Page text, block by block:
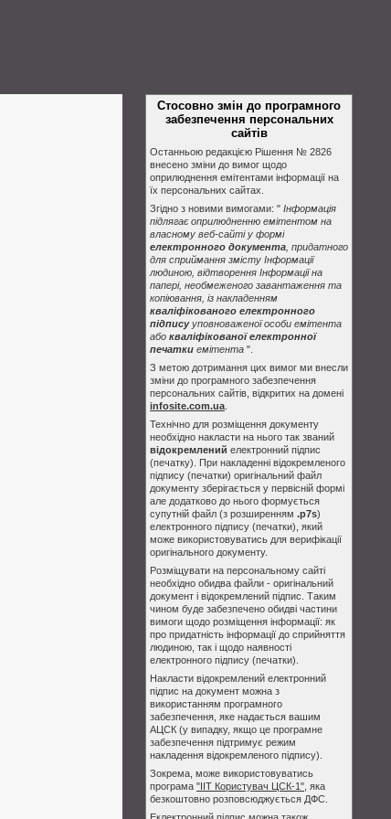
Стосовно змін до програмного
забезпечення персональних
сайтів
Останньою редакцією Рішення № 2826
внесено зміни до вимог щодо
оприлюднення емітентами інформації на
їх персональних сайтах.
Згідно з новими вимогами: " Інформація
підлягає оприлюдненню емітентом на
власному веб-сайті у формі
електронного документа , придатного
для сприймання змісту Інформації
людиною, відтворення Інформації на
папері, необмеженого завантаження та
копіювання, із накладенням
кваліфікованого електронного
підписууповноваженої особи емітента
або кваліфікованої електронної
печатки емітента ".
З метою дотримання цих вимог ми внесли
зміни до програмного забезпечення
персональних сайтів, відкритих на домені
infosite.com.ua
Технічно для розміщення документу
необхідно накласти на нього так званий
відокремлений електронний підпис
(печатку). При накладенні відокремленого
підпису (печатки) оригінальний файл
документу зберігається у первісній формі
але додатково до нього формується
супутній файл (з розширенням .p7s)
електронного підпису (печатки), який
може використовуватись для верифікації
оригінального документу.
Розміщувати на персональному сайті
необхідно обидва файли - оригінальний
документ і відокремлений підпис. Таким
чином буде забезпечено обидві частини
вимоги щодо розміщення інформації: як
про придатність інформації до сприйняття
людиною, так і щодо наявності
електронного підпису (печатки).
Накласти відокремлений електронний
підпис на документ можна з
використанням програмного
забезпечення, яке надається вашим
АЦСК (у випадку, якщо це програмне
забезпечення підтримує режим
накладення відокремленого підпису).
Зокрема, може використовуватись
програма "ІІТ Користувач ЦСК-1" , яка
безкоштовно розповсюджується ДФС.